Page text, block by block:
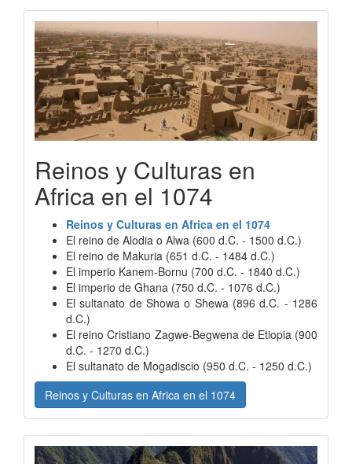
Reinos y Culturas en
Africa en el 1074
Reinos y Culturas en Africa en el 1074
El reino de Alodia o Alwa (600 d.C. - 1500 d.C.)
El reino de Makuria (651 d.C. - 1484 d.C.)
El imperio Kanem-Bornu (700 d.C. - 1840 d.C.)
El imperio de Ghana (750 d.C. - 1076 d.C.)
El sultanato de Showa o Shewa (896 d.C. - 1286
d.C.)
El reino Cristiano Zagwe-Begwena de Etiopia (900
d.C. - 1270 d.C.)
El sultanato de Mogadiscio (950 d.C. - 1250 d.C.)
Reinos y Culturas en Africa en el 1074